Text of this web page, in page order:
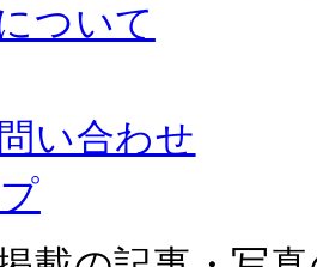
ついて
い合わせ